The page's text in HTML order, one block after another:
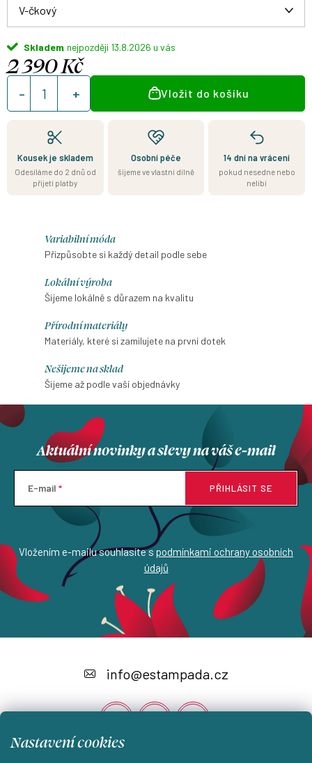
Nastavení cookies
Skladem 13.8.2026
2 390 Kč
Měrná
cena:
Vložit do košíku
Kousek je skladem
Odesíláme do 2 dnů od
přijetí platby
Osobní péče
šijeme ve vlastní dílně
14 dní na vrácení
pokud nesedne nebo
nelíbí
Variabilní móda
Přizpůsobte si každý detail podle sebe
Lokální výroba
Šijeme lokálně s důrazem na kvalitu
Přírodní materiály
Materiály, které si zamilujete na první dotek
Nešijeme na sklad
Šijeme až podle vaší objednávky
Aktuální novinky a slevy na váš e-mail
E-mail
Vložením e-mailu souhlasíte s podmínkami ochrany osobních
údajů
PŘIHLÁSIT SE
a
info@estampada.cz